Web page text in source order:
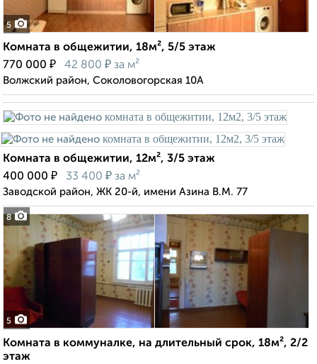
5
Комната в общежитии, 18м², 5/5 этаж
770 000 ₽ 42 800 ₽ за м²
Волжский район, Соколовогорская 10А
8
Комната в общежитии, 12м², 3/5 этаж
400 000 ₽ 33 400 ₽ за м²
Заводской район, ЖК 20-й, имени Азина В.М. 77
5
Комната в коммуналке, на длительный срок, 18м², 2/2
этаж